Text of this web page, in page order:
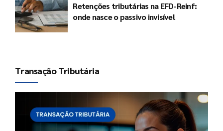
Retenções tributárias na EFD-Reinf:
onde nasce o passivo invisível
Transação Tributária